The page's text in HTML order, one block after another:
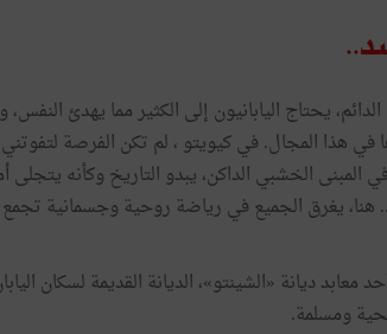
..
الدائم، يحتاج اليابانيون إلى الكثيرمما يهدئ النفس،
في هذا المجال. فيكيويتو ، لم تكن الفرصة لتفوتني
في المبنى الخشبي الداكن، يبدو التاريخ وكأنه يتجلى
.. هنا، يغرق الجميع في رياضة روحية وجسمانية تجمع
معابدديانة «الشينتو»، الديانة القديمة لسكان
ومسلمة.